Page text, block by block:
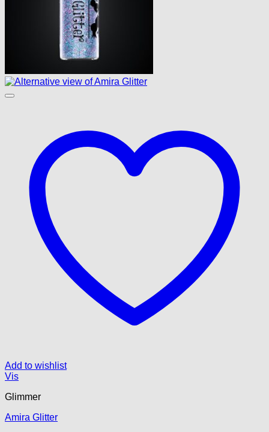
Add to wishlist
Vis
Glimmer
Amira Glitter